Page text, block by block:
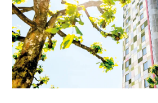
Entreprenad
Om oss